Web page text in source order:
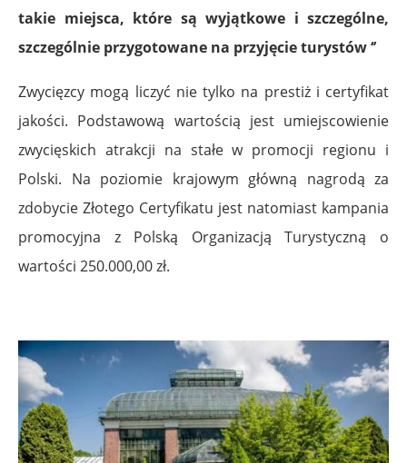
takie miejsca, które są wyjątkowe i szczególne,
szczególnie przygotowane na przyjęcie turystów ‘’
Zwycięzcy mogą liczyć nie tylko na prestiż i certyfikat
jakości. Podstawową wartością jest umiejscowienie
zwycięskich atrakcji na stałe w promocji regionu i
Polski. Na poziomie krajowym główną nagrodą za
zdobycie Złotego Certyfikatu jest natomiast kampania
promocyjna z Polską Organizacją Turystyczną o
wartości 250.000,00 zł.